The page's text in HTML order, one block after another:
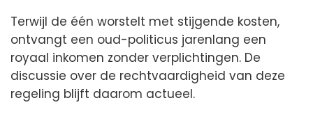
Terwijl de één worstelt met stijgende kosten,
ontvangt een oud-politicus jarenlang een
royaal inkomen zonder verplichtingen. De
discussie over de rechtvaardigheid van deze
regeling blijft daarom actueel.